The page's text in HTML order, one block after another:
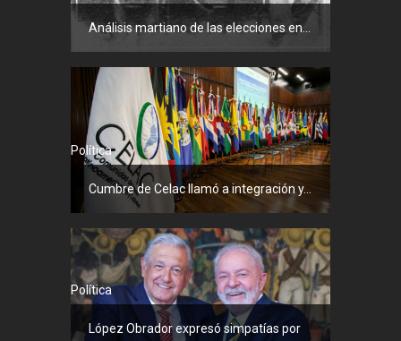
Análisis martiano de las elecciones en...
Política
Cumbre de Celac llamó a integración y...
Política
López Obrador expresó simpatías por